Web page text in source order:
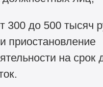
300 до 500 тысяч
приостановление
на срок